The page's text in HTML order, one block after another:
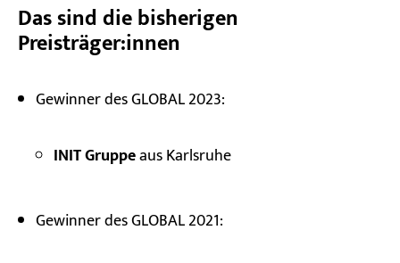
Das sind die bisherigen
Preisträger:innen
Gewinner des GLOBAL 2023:
INIT Gruppeaus Karlsruhe
Gewinner des GLOBAL 2021: